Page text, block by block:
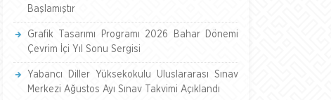
Başlamıştır
Grafik Tasarımı Programı 2026 Bahar Dönemi
Çevrim İçi Yıl Sonu Sergisi
Yabancı Diller Yüksekokulu Uluslararası Sınav
Merkezi Ağustos Ayı Sınav Takvimi Açıklandı